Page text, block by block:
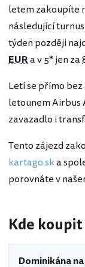
letem zakoupíte
následující
týden později
EURa v 5* jen za
Letí se přímo
letounem Airbus
zavazadlo i
Tento zájezd
kartago.ska
porovnáte v
Kde koupit
Dominikána